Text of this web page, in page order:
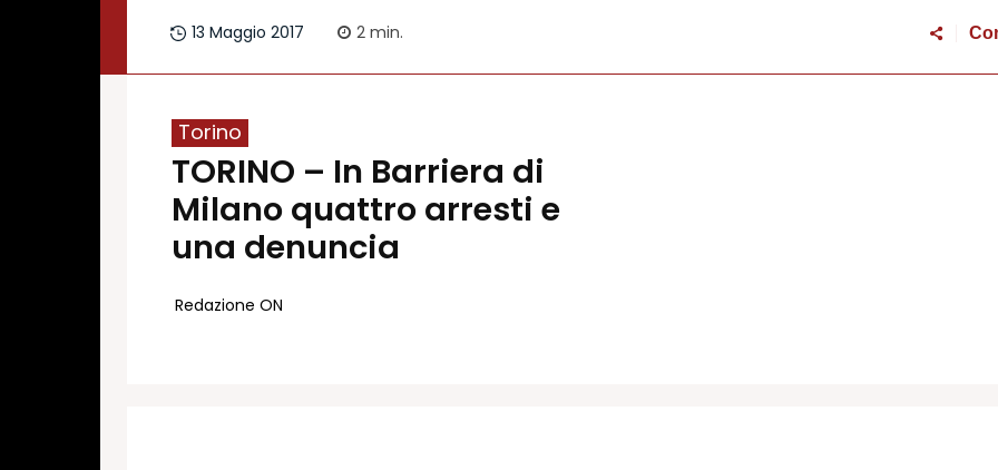
Pubblicità
Autoregolamentazione per la Pubblicitá Elettorale 2026
Privacy Policy
Condizioni di utilizzo
Normativa sul fact-checking
Normativa sulle correzioni
Normativa deontologica
13 Maggio 2017 2 min.
Torino
TORINO – In Barriera di
Milano quattro arresti e
una denuncia
Redazione ON